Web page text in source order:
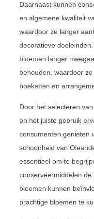
Daarnaast kunnen
en algemene kwaliteit
waardoor ze langer
decoratieve
bloemen langer
behouden, waardoor
boeketten en
Door het selecteren
en het juiste gebruik
consumenten genieten
schoonheid van
essentieel om te
conserveermiddelen
bloemen kunnen
prachtige bloemen te